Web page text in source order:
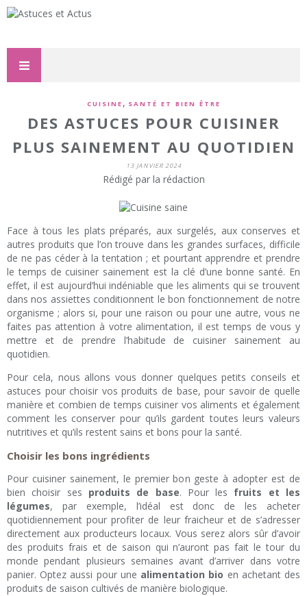
CUISINE , SANTÉ ET BIEN ÊTRE
DES ASTUCES POUR CUISINER
PLUS SAINEMENT AU QUOTIDIEN
13 JANVIER 2024
Rédigé par la rédaction
Face à tous les plats préparés, aux surgelés, aux conserves et
autres produits que l’on trouve dans les grandes surfaces, difficile
de ne pas céder à la tentation ; et pourtant apprendre et prendre
le temps de cuisiner sainement est la clé d’une bonne santé. En
effet, il est aujourd’hui indéniable que les aliments qui se trouvent
dans nos assiettes conditionnent le bon fonctionnement de notre
organisme ; alors si, pour une raison ou pour une autre, vous ne
faites pas attention à votre alimentation, il est temps de vous y
mettre et de prendre l’habitude de cuisiner sainement au
quotidien.
Pour cela, nous allons vous donner quelques petits conseils et
astuces pour choisir vos produits de base, pour savoir de quelle
manière et combien de temps cuisiner vos aliments et également
comment les conserver pour qu’ils gardent toutes leurs valeurs
nutritives et qu’ils restent sains et bons pour la santé.
Choisir les bons ingrédients
Pour cuisiner sainement, le premier bon geste à adopter est de
bien choisir ses produits de base. Pour les fruits et les
légumes, par exemple, l’idéal est donc de les acheter
quotidiennement pour profiter de leur fraicheur et de s’adresser
directement aux producteurs locaux. Vous serez alors sûr d’avoir
des produits frais et de saison qui n’auront pas fait le tour du
monde pendant plusieurs semaines avant d’arriver dans votre
panier. Optez aussi pour une alimentation bio en achetant des
produits de saison cultivés de manière biologique.